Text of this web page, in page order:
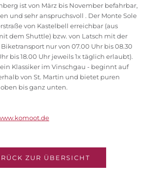
ist von März bis November befahrbar,
und sehr anspruchsvoll . Der Monte Sole
von Kastelbell erreichbar (aus
dem Shuttle) bzw. von Latsch mit der
nur von 07.00 Uhr bis 08.30
bis 18.00 Uhr jeweils 1x täglich erlaubt).
Klassiker im Vinschgau - beginnt auf
von St. Martin und bietet puren
bis ganz unten.
ZUR ÜBERSICHT